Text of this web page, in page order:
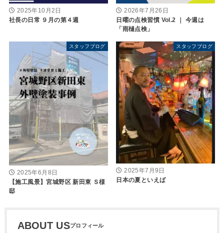
2025年10月2日
社長の日常 ９月の第４週
2026年7月26日
日曜の点検習慣 Vol.2 ｜ 今週は
「雨樋点検」
スタッフブログ
2025年6月8日
【施工風景】宮城野区 新田東 Ｓ様
邸
スタッフブログ
2025年7月9日
日本の夏といえば
ABOUT US